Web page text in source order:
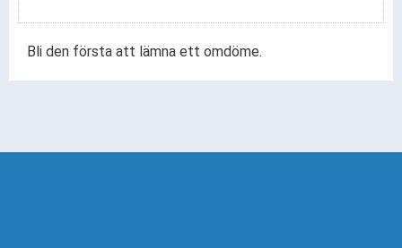
Bli den första att lämna ett omdöme.